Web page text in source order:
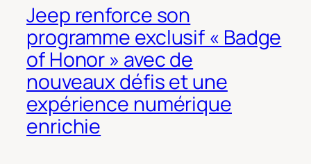
Jeep renforce son
programme exclusif « Badge
of Honor » avec de
nouveaux défis et une
expérience numérique
enrichie